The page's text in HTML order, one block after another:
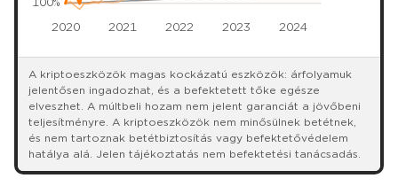
100%
2020
2021 2022 2023 2024
A kriptoeszközök magas kockázatú eszközök: árfolyamuk
jelentősen ingadozhat, és a befektetett tőke egésze
elveszhet. A múltbeli hozam nem jelent garanciát a jövőbeni
teljesítményre. A kriptoeszközök nem minősülnek betétnek,
és nem tartoznak betétbiztosítás vagy befektetővédelem
hatálya alá. Jelen tájékoztatás nem befektetési tanácsadás.